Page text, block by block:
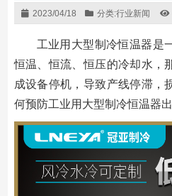
2023/04/18 分类:行业新闻
工业用大型制冷恒温器是
恒温、恒流、恒压的冷却水，
成设备停机，导致产线停滞，
何预防工业用大型制冷恒温器出